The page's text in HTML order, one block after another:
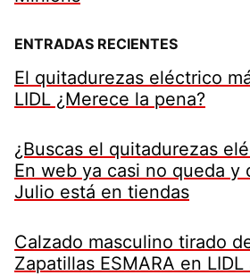
ENTRADAS RECIENTES
El quitadurezas eléctrico
LIDL ¿Merece la pena?
¿Buscas el quitadurezas
En web ya casi no queda y
Julio está en tiendas
Calzado masculino tirado
Zapatillas ESMARA en